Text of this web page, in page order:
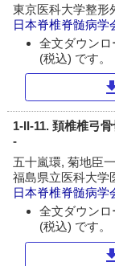
東京医科大学整形
日本脊椎脊髄病学
全文ダウン
(税込) です。
1-II-11. 頚椎椎弓
-
五十嵐環, 菊地臣
福島県立医科大学
日本脊椎脊髄病学
全文ダウン
(税込) です。